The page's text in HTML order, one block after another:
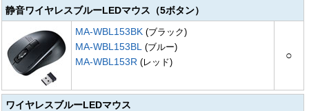
静音ワイヤレスブルーLEDマウス（5ボタン）
MA-WBL153BK (ブラック)
MA-WBL153BL (ブルー)
MA-WBL153R (レッド)
○
ワイヤレスブルーLEDマウス